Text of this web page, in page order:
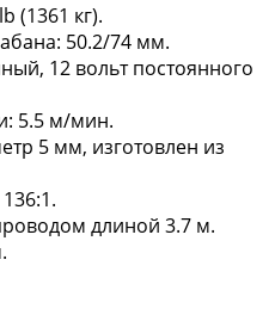
(1361 кг).
50.2/74 мм.
12 вольт постоянного
5.5 м/мин.
5 мм, изготовлен из
длиной 3.7 м.